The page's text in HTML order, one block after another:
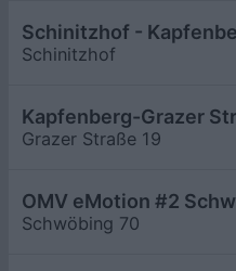
Schinitzhof -
Schinitzhof
Kapfenberg-Grazer
Grazer Straße 19
OMV eMotion #2
Schwöbing 70